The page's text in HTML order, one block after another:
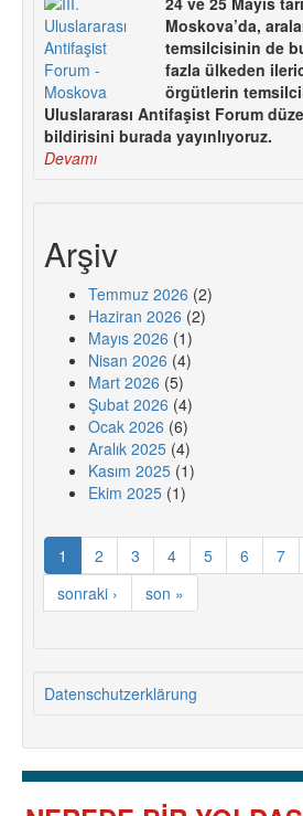
Moskova’da,
temsilcisinin de
fazla ülkeden
örgütlerin
Uluslararası Antifaşist Forum
bildirisini burada yayınlıyoruz.
Devamı
Arşiv
Temmuz 2026 (2)
Haziran 2026 (2)
Mayıs 2026 (1)
Nisan 2026 (4)
Mart 2026 (5)
Şubat 2026 (4)
Ocak 2026 (6)
Aralık 2025 (4)
Kasım 2025 (1)
Ekim 2025 (1)
1 2 3 4 5 6 7
sonraki ›
son »
Datenschutzerklärung